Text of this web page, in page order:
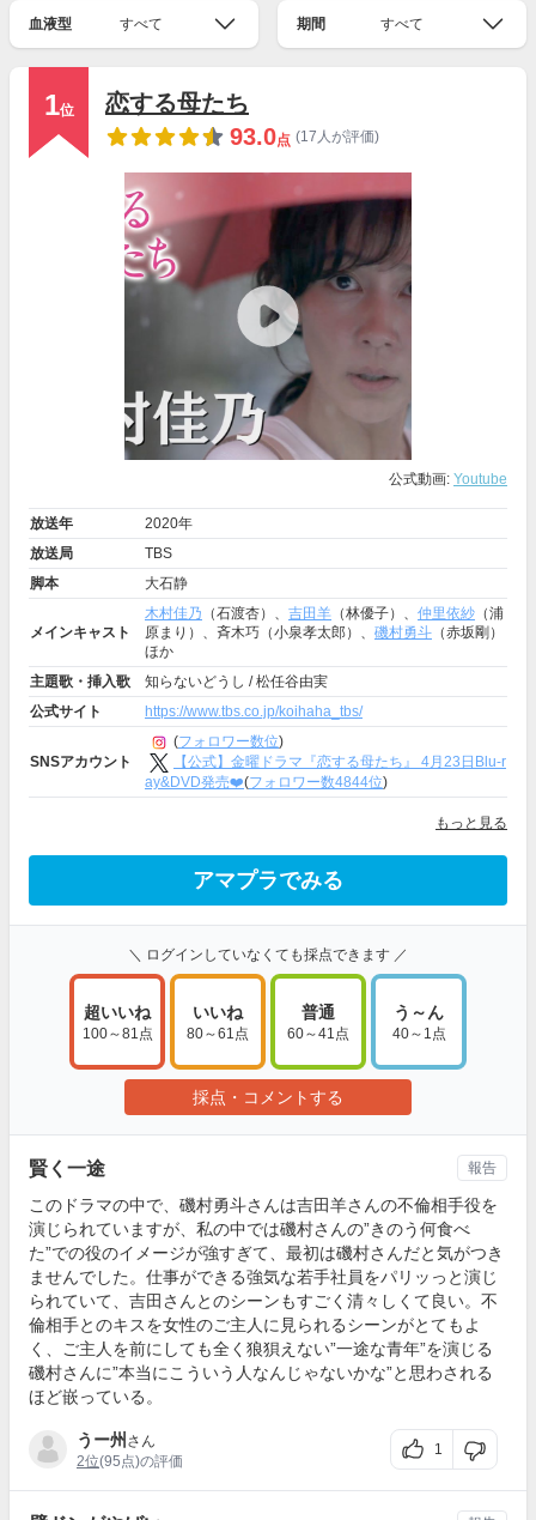
血液型 すべて 期間 すべて
1位
恋する母たち
93.0点 (17人が評価)
公式動画: Youtube
放送年
2020年
放送局
TBS
脚本
大石静
メインキャスト
木村佳乃 （石渡杏）、 吉田羊 （林優子）、 仲里依紗 （浦
原まり）、斉木巧（小泉孝太郎）、 磯村勇斗 （赤坂剛）
ほか
主題歌・挿入歌
知らないどうし / 松任谷由実
公式サイト
https://www.tbs.co.jp/koihaha_tbs/
SNSアカウント
(フォロワー数位)
【公式】金曜ドラマ『恋する母たち』 4月23日Blu-r
ay&DVD発売❤️(フォロワー数4844位)
もっと見る
アマプラでみる
＼ ログインしていなくても採点できます ／
超いいね
100～81点
いいね
80～61点
普通
60～41点
う～ん
40～1点
採点・コメントする
賢く一途
このドラマの中で、磯村勇斗さんは吉田羊さんの不倫相手役を
演じられていますが、私の中では磯村さんの”きのう何食べ
た”での役のイメージが強すぎて、最初は磯村さんだと気がつき
ませんでした。仕事ができる強気な若手社員をパリッっと演じ
られていて、吉田さんとのシーンもすごく清々しくて良い。不
倫相手とのキスを女性のご主人に見られるシーンがとてもよ
く、ご主人を前にしても全く狼狽えない”一途な青年”を演じる
磯村さんに”本当にこういう人なんじゃないかな”と思わされる
ほど嵌っている。
うー州 さん
2位(95点)の評価
1
報告